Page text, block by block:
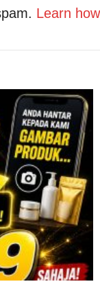
Learn how